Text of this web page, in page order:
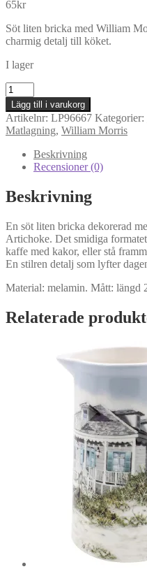
65kr
Söt liten bricka med William
charmig detalj till köket.
I lager
William
Morris
Artichoke
Liten
bricka
mängd
Lägg till i varukorg
Artikelnr: LP96667 Kategorier:
Matlagning, William Morris
Beskrivning
Recensioner (0)
Beskrivning
En söt liten bricka dekorerad
Artichoke. Det smidiga
kaffe med kakor, eller stå
En stilren detalj som lyfter
Material: melamin. Mått: längd
Relaterade